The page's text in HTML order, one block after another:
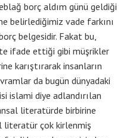
borç aldım günü geldiği
belirlediğimiz vade farkını
belgesidir. Fakat bu,
ifade ettiği gibi müşrikler
karıştırarak insanların
da bugün dünyadaki
islami diye adlandırılan
literatürde birbirine
literatür çok kirlenmiş